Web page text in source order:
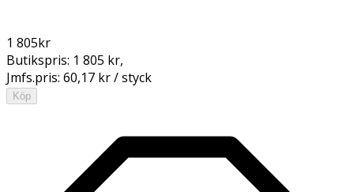
1 805kr
Butikspris: 1 805 kr,
Jmfs.pris: 60,17 kr / styck
Köp